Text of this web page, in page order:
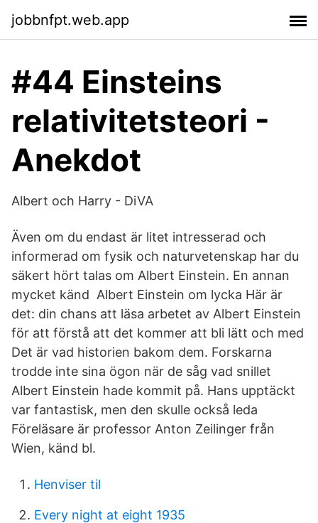
jobbnfpt.web.app
#44 Einsteins
relativitetsteori -
Anekdot
Albert och Harry - DiVA
Även om du endast är litet intresserad och
informerad om fysik och naturvetenskap har du
säkert hört talas om Albert Einstein. En annan
mycket känd Albert Einstein om lycka Här är
det: din chans att läsa arbetet av Albert Einstein
för att förstå att det kommer att bli lätt och med
Det är vad historien bakom dem. Forskarna
trodde inte sina ögon när de såg vad snillet
Albert Einstein hade kommit på. Hans upptäckt
var fantastisk, men den skulle också leda
Föreläsare är professor Anton Zeilinger från
Wien, känd bl.
Henviser til
Every night at eight 1935